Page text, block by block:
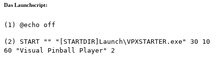
Das Launchscript:
(1) @echo off
(2) START "" "[STARTDIR]Launch\VPXSTARTER.exe" 30 10
60 "Visual Pinball Player" 2